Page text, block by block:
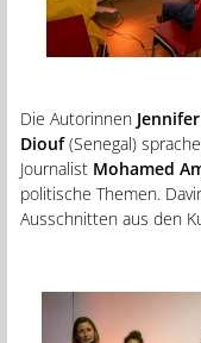
Die Autorinnen
Diouf(Senegal)
Journalist Mohamed
politische Themen.
Ausschnitten aus den